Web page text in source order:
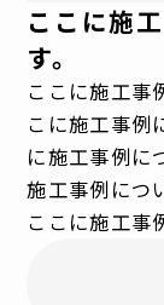
ここに施
す。
ここに施工事
こに施工事例
に施工事例に
施工事例につ
ここに施工事
に施工事例